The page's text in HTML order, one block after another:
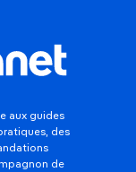
aux guides
des
de